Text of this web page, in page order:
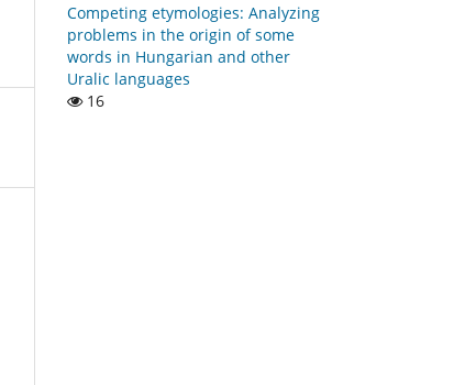
Competing etymologies: Analyzing
problems in the origin of some
words in Hungarian and other
Uralic languages
16